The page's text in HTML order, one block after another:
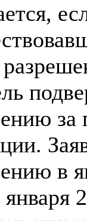
за
в
января